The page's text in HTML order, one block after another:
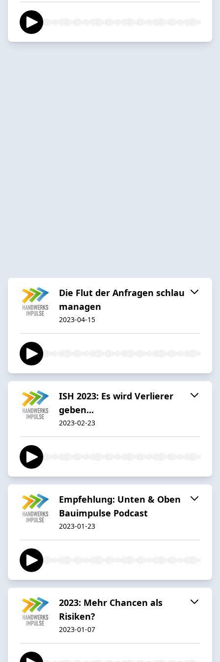
Die Flut der Anfragen schlau
managen
2023-04-15
ISH 2023: Es wird Verlierer
geben...
2023-02-23
Empfehlung: Unten & Oben
Bauimpulse Podcast
2023-01-23
2023: Mehr Chancen als
Risiken?
2023-01-07